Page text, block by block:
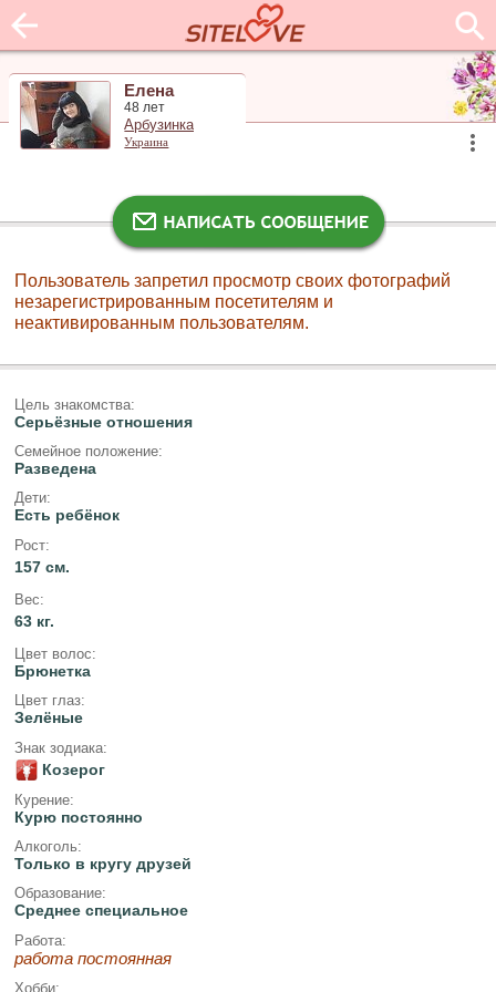
Елена
48 лет
Арбузинка
Украина
Пользователь запретил просмотр своих фотографий
незарегистрированным посетителям и
неактивированным пользователям.
Цель знакомства:
Серьёзные отношения
Семейное положение:
Разведена
Дети:
Есть ребёнок
Рост:
157 см.
Вес:
63 кг.
Цвет волос:
Брюнетка
Цвет глаз:
Зелёные
Знак зодиака:
Козерог
Курение:
Курю постоянно
Алкоголь:
Только в кругу друзей
Образование:
Среднее специальное
Работа:
работа постоянная
Хобби: